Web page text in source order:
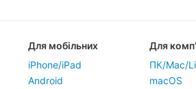
Для мобільних
iPhone/iPad
Android
Для
ПК/Mac/
macOS